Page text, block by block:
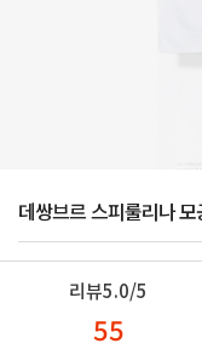
데쌍브르 스피룰리나
리뷰5.0/5
55